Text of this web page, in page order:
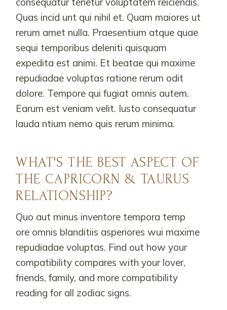
Quas incid unt qui nihil et. Quam maiores ut
rerum amet nulla. Praesentium atque quae
sequi temporibus deleniti quisquam
expedita est animi. Et beatae qui maxime
repudiadae voluptas ratione rerum odit
dolore. Tempore qui fugiat omnis autem.
Earum est veniam velit. Iusto consequatur
lauda ntium nemo quis rerum minima.
WHAT'S THE BEST ASPECT OF
THE CAPRICORN & TAURUS
RELATIONSHIP?
Quo aut minus inventore tempora temp
ore omnis blanditiis asperiores wui maxime
repudiadae voluptas. Find out how your
compatibility compares with your lover,
friends, family, and more compatibility
reading for all zodiac signs.